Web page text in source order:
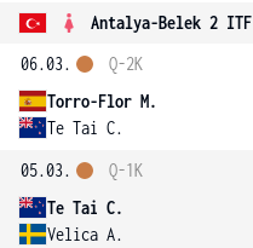
Antalya-Belek 2 ITF
06.03.
Torro-Flor M.
Te Tai C.
Q-2K
05.03.
Te Tai C.
Velica A.
Q-1K